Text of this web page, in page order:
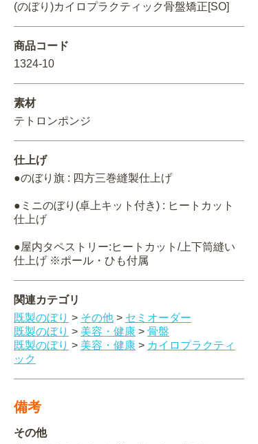
(のぼり)カイロプラクティック骨盤矯正[SO]
商品コード
1324-10
素材
テトロンポンジ
仕上げ
●のぼり旗 : 四方三巻縫製仕上げ
●ミニのぼり(卓上キット付き) : ヒートカット
仕上げ
●屋内タペストリー:ヒートカット/上下筒縫い
仕上げ ※ポール・ひも付属
関連カテゴリ
既製のぼり > その他 > セミオーダー
既製のぼり > 美容・健康 > 骨盤
既製のぼり > 美容・健康 > カイロプラクティ
ック
備考
その他